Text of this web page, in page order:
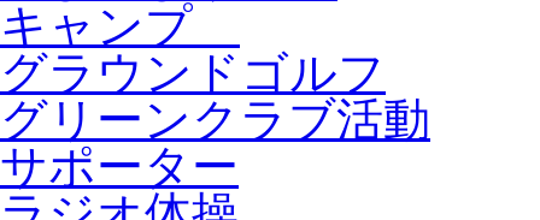
キャンプ
グラウンドゴルフ
グリーンクラブ活動
サポーター